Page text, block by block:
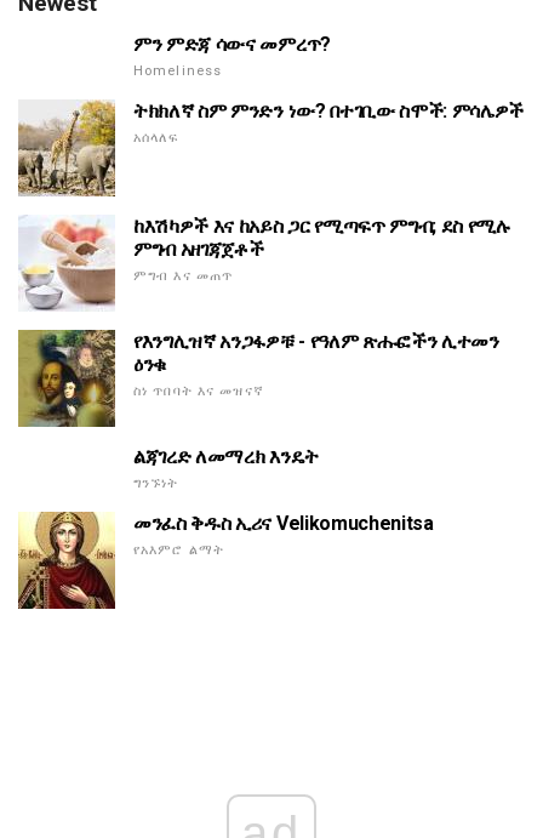
ምን ምድጃ ሳውና መምረጥ?
Homeliness
ትክክለኛ ስም ምንድን ነው? በተገቢው ስሞች: ምሳሌዎች
አሰላለፍ
ከእሽካዎች እና ከአይስ ጋር የሚጣፍጥ ምግብ; ደስ የሚሉ
ምግብ አዘገጃጀቶች
ምግብ እና መጠጥ
የእንግሊዝኛ አንጋፋዎቹ - የዓለም ጽሑፎችን ሊተመን
ዕንቁ
ስነ ጥበባት እና መዝናኛ
ልጃገረድ ለመማረክ እንዴት
ግንኙነት
መንፈስ ቅዱስ ኢሪና Velikomuchenitsa
የአእምሮ ልማት